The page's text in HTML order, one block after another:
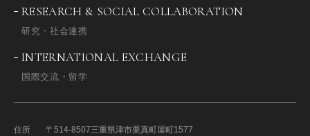
RESEARCH & SOCIAL COLLABORATION
研究・社会連携
INTERNATIONAL EXCHANGE
国際交流・留学
住所 〒514-8507三重県津市栗真町屋町1577